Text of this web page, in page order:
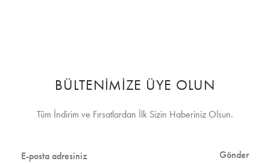
BÜLTENİMİZE ÜYE OLUN
Tüm İndirim ve Fırsatlardan İlk Sizin Haberiniz Olsun.
Gönder